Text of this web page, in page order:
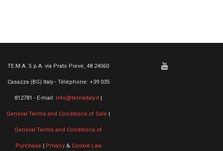
TE.M.A. S.p.A. via Prato Pieve, 48 24060
Casazza (BG) Italy - Téléphone: +39 035
812781 - E-mail: info@temaitaly.it |
General Terms and Conditions of Sale |
General Terms and Conditions of
Purchase | Privacy& Cookie Law